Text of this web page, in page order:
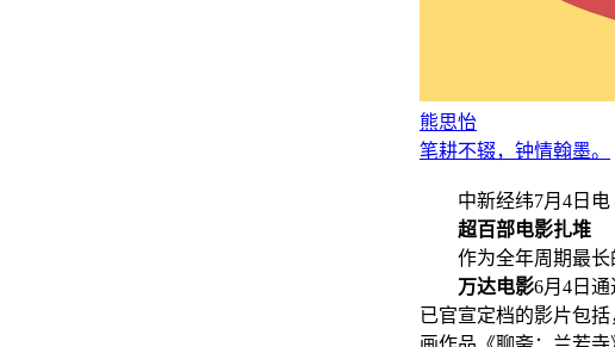
熊思怡
笔耕不辍，钟情翰墨。
中新经纬7月4日电 (
超百部电影扎堆
作为全年周期最长的
万达电影6月4日
已官宣定档的影片包